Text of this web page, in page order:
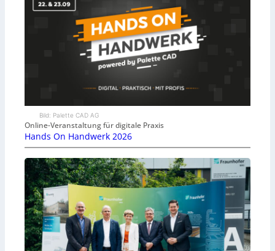
Bild: Palette CAD AG
Online-Veranstaltung für digitale Praxis
Hands On Handwerk 2026